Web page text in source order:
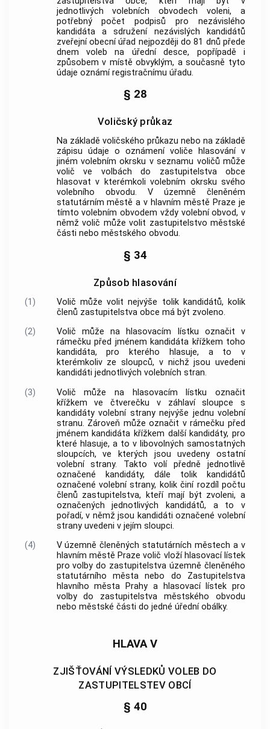
jednotlivých volebních obvodech voleni, a
potřebný počet podpisů pro nezávislého
kandidáta a sdružení nezávislých kandidátů
zveřejní obecní úřad nejpozději do 81 dnů přede
dnem voleb na úřední desce, popřípadě i
způsobem v místě obvyklým, a současně tyto
údaje oznámí registračnímu úřadu.
§ 28
Voličský průkaz
Na základě voličského průkazu nebo na základě
zápisu údaje o oznámení voliče hlasování v
jiném volebním okrsku v seznamu voličů může
volič ve volbách do zastupitelstva obce
hlasovat v kterémkoli volebním okrsku svého
volebního obvodu. V územně členěném
statutárním městě a v hlavním městě Praze je
tímto volebním obvodem vždy volební obvod, v
němž volič může volit zastupitelstvo městské
části nebo městského obvodu.
§ 34
Způsob hlasování
(1)
Volič může volit nejvýše tolik kandidátů, kolik
členů zastupitelstva obce má být zvoleno.
(2)
Volič může na hlasovacím lístku označit v
rámečku před jménem kandidáta křížkem toho
kandidáta, pro kterého hlasuje, a to v
kterémkoliv ze sloupců, v nichž jsou uvedeni
kandidáti jednotlivých volebních stran.
(3)
Volič může na hlasovacím lístku označit
křížkem ve čtverečku v záhlaví sloupce s
kandidáty volební strany nejvýše jednu volební
stranu. Zároveň může označit v rámečku před
jménem kandidáta křížkem další kandidáty, pro
které hlasuje, a to v libovolných samostatných
sloupcích, ve kterých jsou uvedeny ostatní
volební strany. Takto volí předně jednotlivě
označené kandidáty, dále tolik kandidátů
označené volební strany, kolik činí rozdíl počtu
členů zastupitelstva, kteří mají být zvoleni, a
označených jednotlivých kandidátů, a to v
pořadí, v němž jsou kandidáti označené volební
strany uvedeni v jejím sloupci.
(4)
V územně členěných statutárních městech a v
hlavním městě Praze volič vloží hlasovací lístek
pro volby do zastupitelstva územně členěného
statutárního města nebo do Zastupitelstva
hlavního města Prahy a hlasovací lístek pro
volby do zastupitelstva městského obvodu
nebo městské části do jedné úřední obálky.
HLAVA V
ZJIŠŤOVÁNÍ VÝSLEDKŮ VOLEB DO
ZASTUPITELSTEV OBCÍ
§ 40